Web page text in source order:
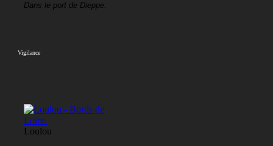
Dans le port de Dieppe.
Vigilance
Loulou